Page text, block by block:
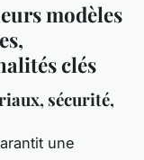
modèles
clés
sécurité,
une